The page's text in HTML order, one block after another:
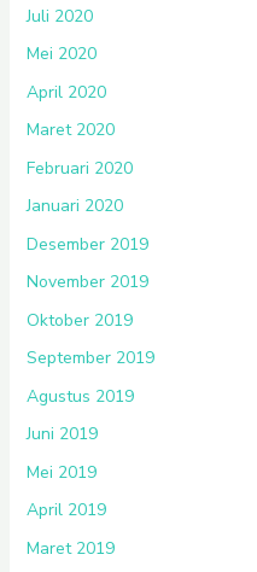
Juli 2020
Mei 2020
April 2020
Maret 2020
Februari 2020
Januari 2020
Desember 2019
November 2019
Oktober 2019
September 2019
Agustus 2019
Juni 2019
Mei 2019
April 2019
Maret 2019